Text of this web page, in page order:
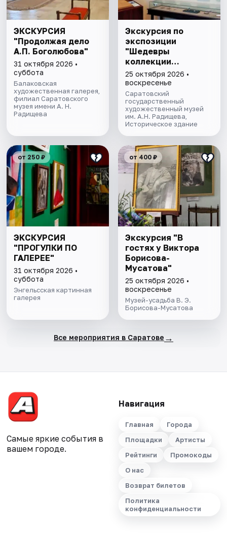
ЭКСКУРСИЯ
"Продолжая дело
А.П. Боголюбова"
31 октября 2026 •
суббота
Балаковская
художественная галерея,
филиал Саратовского
музея имени А. Н.
Радищева
Экскурсия по
экспозиции
"Шедевры
коллекции
Радищевского
музея"
25 октября 2026 •
воскресенье
Саратовский
государственный
художественный музей
им. А.Н. Радищева,
Историческое здание
от 250 ₽
ЭКСКУРСИЯ
"ПРОГУЛКИ ПО
ГАЛЕРЕЕ"
31 октября 2026 •
суббота
Энгельсская картинная
галерея
от 400 ₽
Экскурсия "В
гостях у Виктора
Борисова-
Мусатова"
25 октября 2026 •
воскресенье
Музей-усадьба В. Э.
Борисова-Мусатова
Все мероприятия в Саратове →
Самые яркие события в
вашем городе.
Навигация
Главная
Города
Площадки
Артисты
Рейтинги
Промокоды
О нас
Возврат билетов
Политика
конфиденциальности